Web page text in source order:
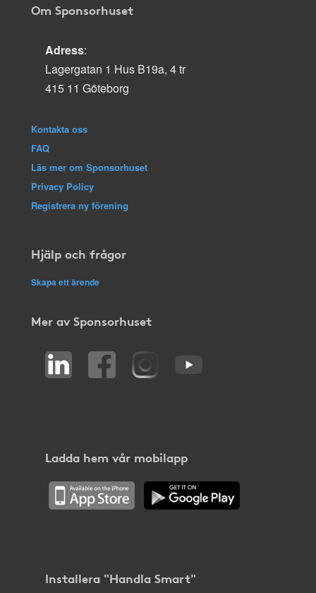
Om Sponsorhuset
Adress:
Lagergatan 1 Hus B19a, 4 tr
415 11 Göteborg
Kontakta oss
FAQ
Läs mer om Sponsorhuset
Privacy Policy
Registrera ny förening
Hjälp och frågor
Skapa ett ärende
Mer av Sponsorhuset
Ladda hem vår mobilapp
Installera "Handla Smart"